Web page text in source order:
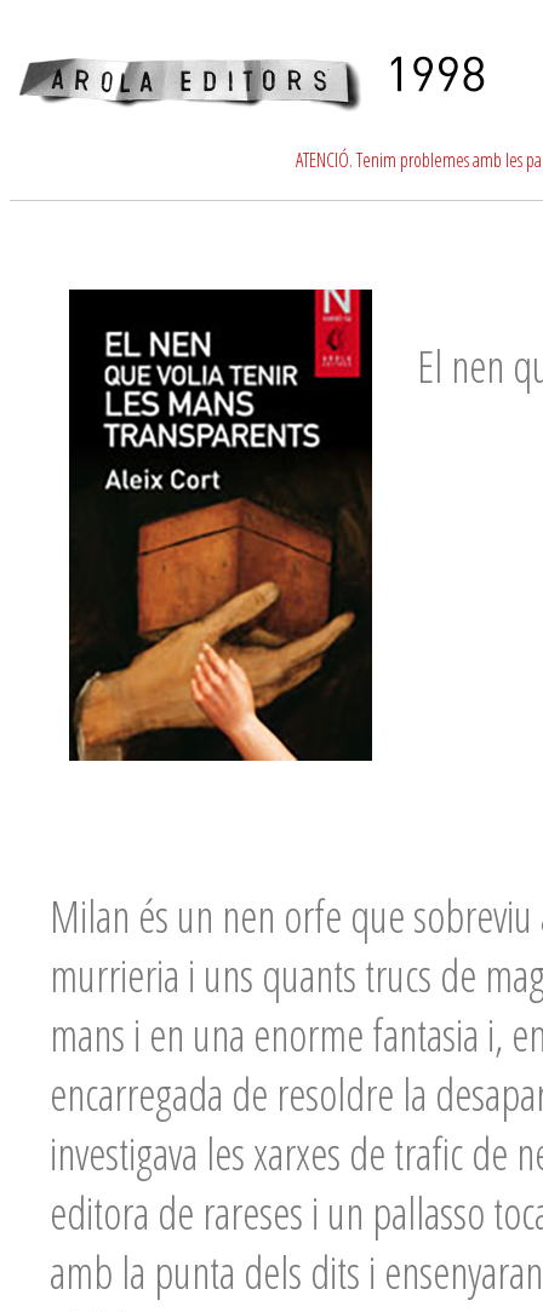
ATENCIÓ. Tenim problemes amb les
El nen
Milan és un nen orfe que
murrieria i uns quants trucs de
mans i en una enorme fantasia i,
encarregada de resoldre la
investigava les xarxes de trafic de
editora de rareses i un pallasso
amb la punta dels dits i